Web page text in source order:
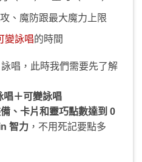
攻、魔防跟最大魔力上限
變詠唱的時間
唱，此時我們需要先了解
＋可變詠唱
、卡片和靈巧點數達到 0
智力 ，不用死記要點多